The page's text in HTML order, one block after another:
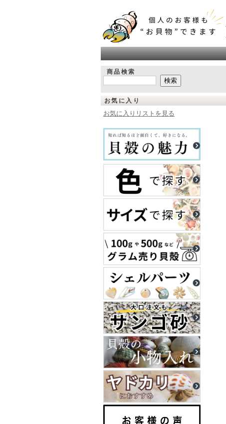
商品検索
お気に入り
お気に入りリストを見る